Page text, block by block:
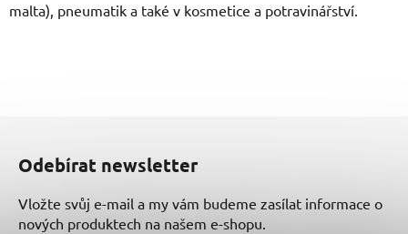
malta), pneumatik a také v kosmetice a potravinářství.
Odebírat newsletter
Vložte svůj e-mail a my vám budeme zasílat informace o
nových produktech na našem e-shopu.